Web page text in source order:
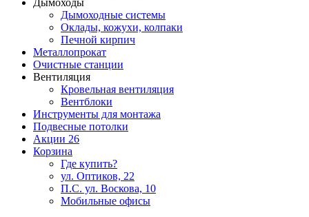
Дымоходные системы
Оклады, кожухи, колпаки
Печной кирпич
Металлопрокат
Очистные станции
Вентиляция
Кровельная вентиляция
Вентблоки
Инструменты для монтажа
Подвесные потолки
Акции 26
Корзина
Где купить?
ул. Оптиков, 22
П.С. ул. Воскова, 10
Мобильные офисы